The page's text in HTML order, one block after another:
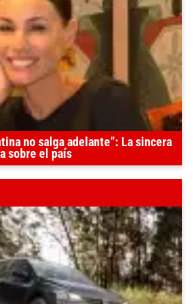
no salga adelante”: La sincera
sobre el país